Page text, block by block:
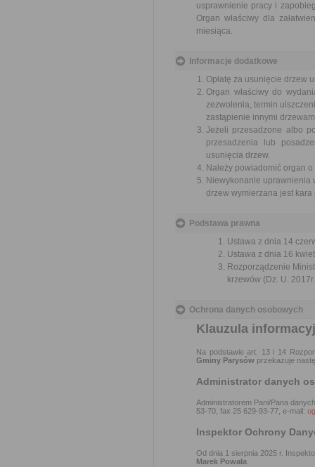
usprawnienie pracy i
Organ właściwy dla
miesiąca.
Informacje dodatkowe
Opłatę za usunięcie drzew
Organ właściwy do
zezwolenia, termin
zastąpienie innymi
Jeżeli przesadzone albo
przesadzenia lub
usunięcia drzew.
Należy powiadomić organ
Niewykonanie uprawnienia
drzew wymierzana jest kara
Podstawa prawna
Ustawa z dnia 14
Ustawa z dnia 16
Rozporządzenie
krzewów (Dz. U.
Ochrona danych osobowych
Klauzula
Na podstawie art. 13 i 14
Gminy Parysów przekazuje
Administrator danych
Administratorem Pani/Pana
53-70, fax 25 629-93-77, e-mail:
Inspektor Ochrony
Od dnia 1 sierpnia 2025 r.
Marek Powała